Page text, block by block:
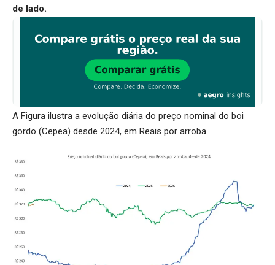
de lado.
A Figura ilustra a evolução diária do preço nominal do boi
gordo (Cepea) desde 2024, em Reais por arroba.